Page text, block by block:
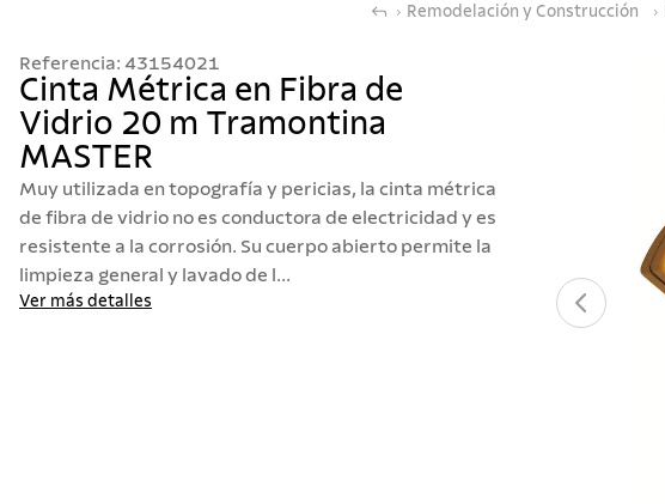
Remodelación y Construcción
Referencia: 43154021
Cinta Métrica en Fibra de
Vidrio 20 m Tramontina
MASTER
Muy utilizada en topografía y pericias, la cinta métrica
de fibra de vidrio no es conductora de electricidad y es
resistente a la corrosión. Su cuerpo abierto permite la
limpieza general y lavado de l...
Ver más detalles
.
10. allegra